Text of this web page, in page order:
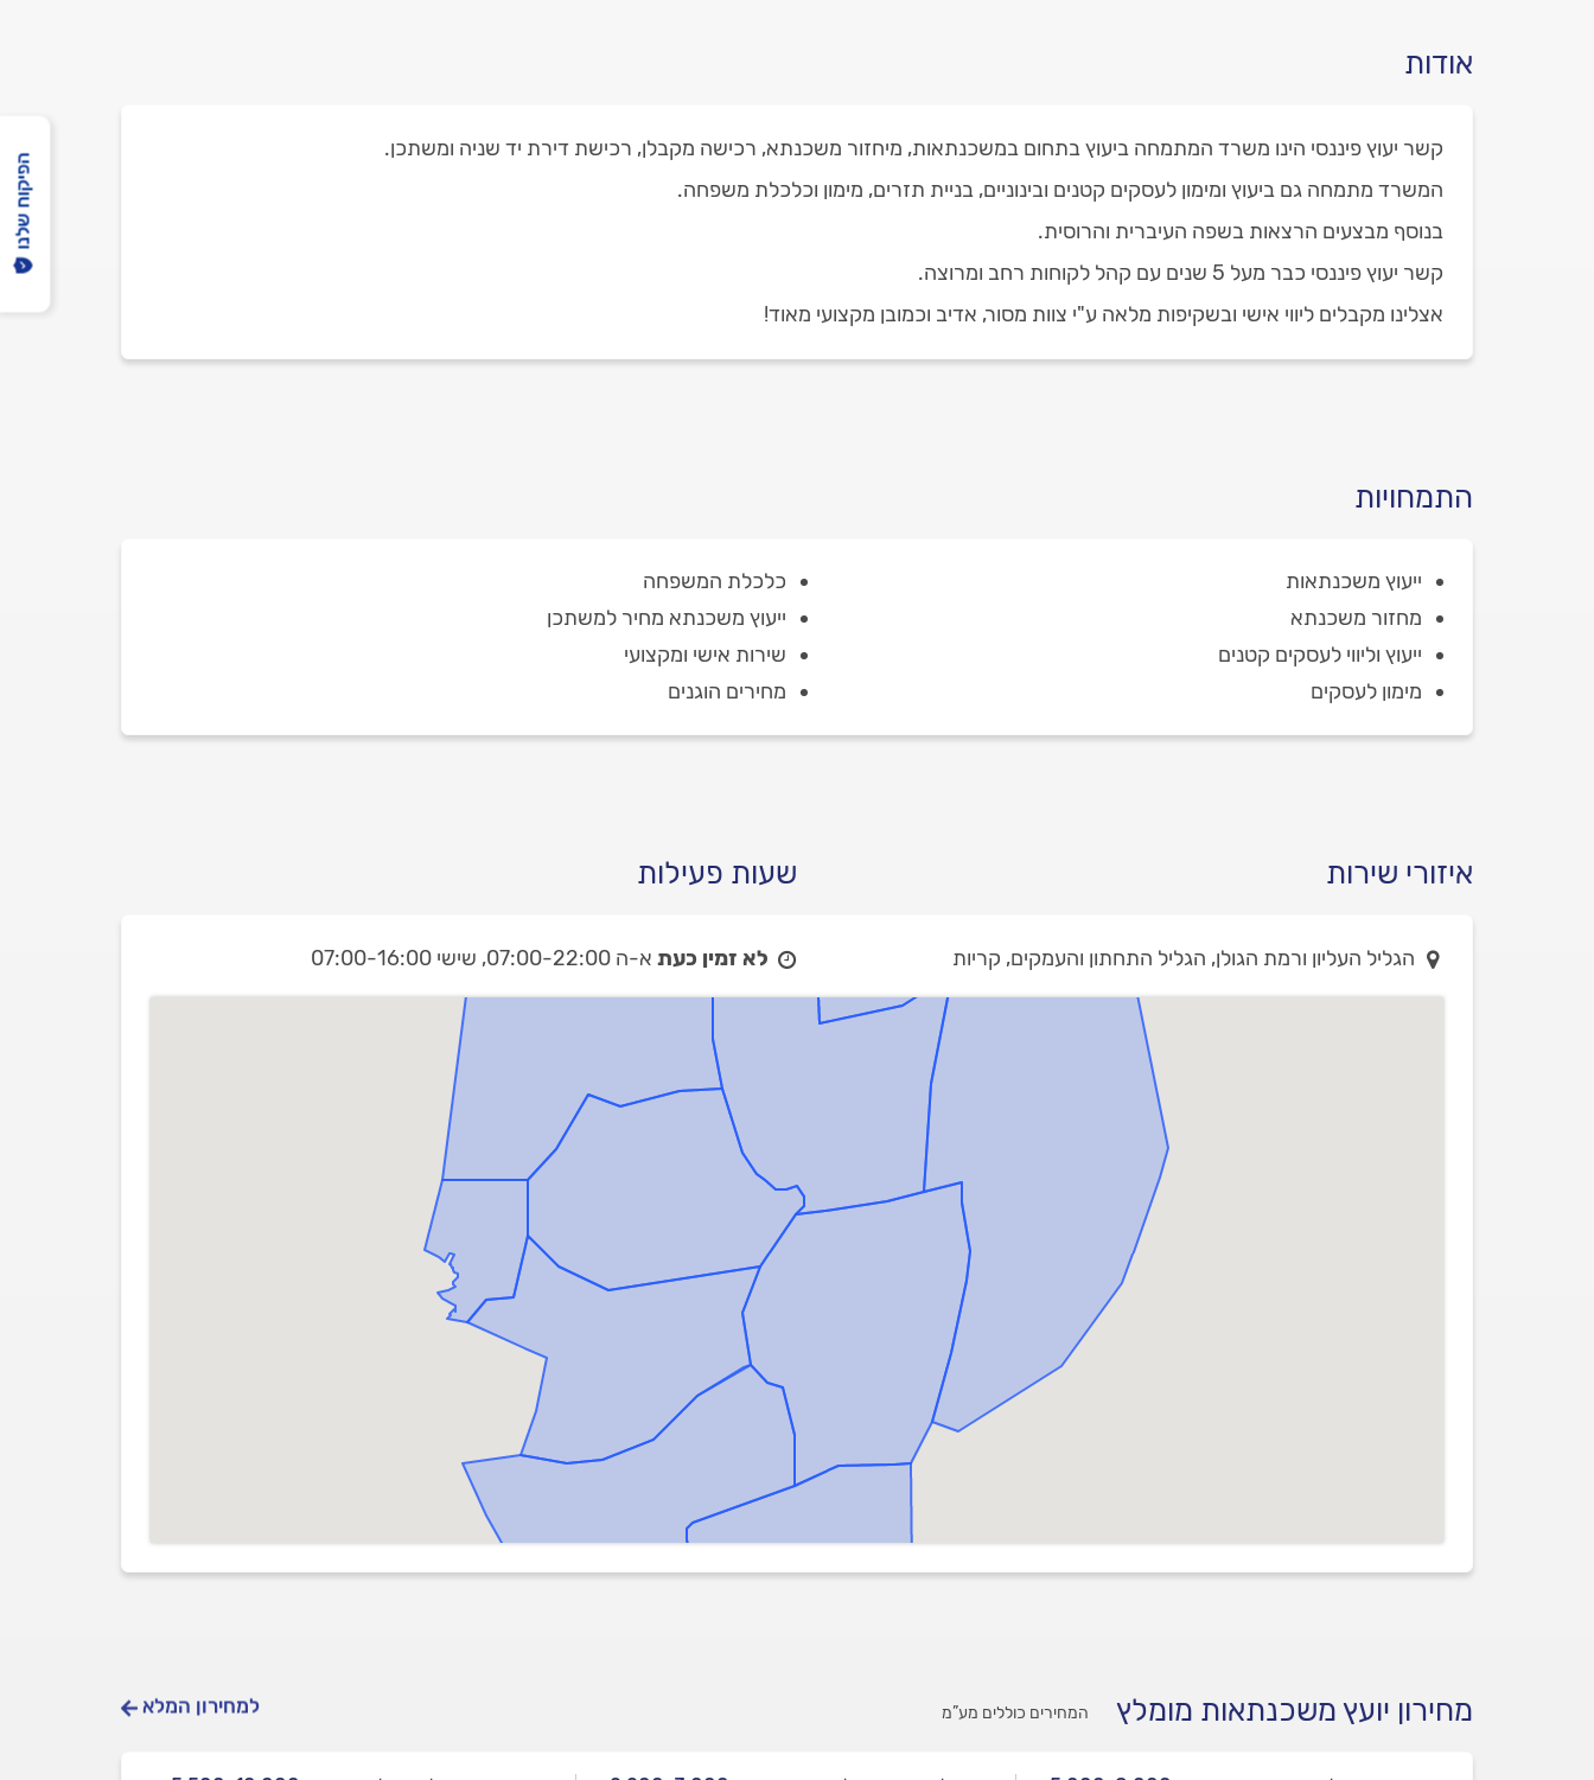
אודות
קשר יעוץ פיננסי הינו משרד המתמחה ביעוץ בתחום במשכנתאות, מיחזור משכנתא, רכישה מקבלן, רכישת דירת יד שניה ומשתכן.
המשרד מתמחה גם ביעוץ ומימון לעסקים קטנים ובינוניים, בניית תזרים, מימון וכלכלת משפחה.
בנוסף מבצעים הרצאות בשפה העיברית והרוסית.
קשר יעוץ פיננסי כבר מעל 5 שנים עם קהל לקוחות רחב ומרוצה.
אצלינו מקבלים ליווי אישי ובשקיפות מלאה ע"י צוות מסור, אדיב וכמובן מקצועי מאוד!
התמחויות
ייעוץ משכנתאות
מחזור משכנתא
ייעוץ וליווי לעסקים קטנים
מימון לעסקים
כלכלת המשפחה
ייעוץ משכנתא מחיר למשתכן
שירות אישי ומקצועי
מחירים הוגנים
איזורי שירות שעות פעילות
הגליל העליון ורמת הגולן, הגליל התחתון והעמקים, קריות לא זמין כעת א-ה 07:00-22:00, שישי 07:00-16:00
מחירון יועץ משכנתאות מומלץ המחירים כוללים מע”מ למחירון המלא
הפיקוח שלנו